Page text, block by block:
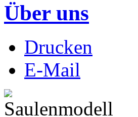
Über uns
Drucken
E-Mail